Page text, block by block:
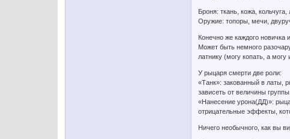
Броня: ткань, кожа,
Оружие: топоры, мечи,
Конечно же каждого
Может быть немного
латнику (могу копать, а
У рыцаря смерти две роли:
«Танк»: закованный в латы,
зависеть от величины группы.
«Нанесение урона(ДД)»:
отрицательные эффекты,
Ничего необычного, как вы